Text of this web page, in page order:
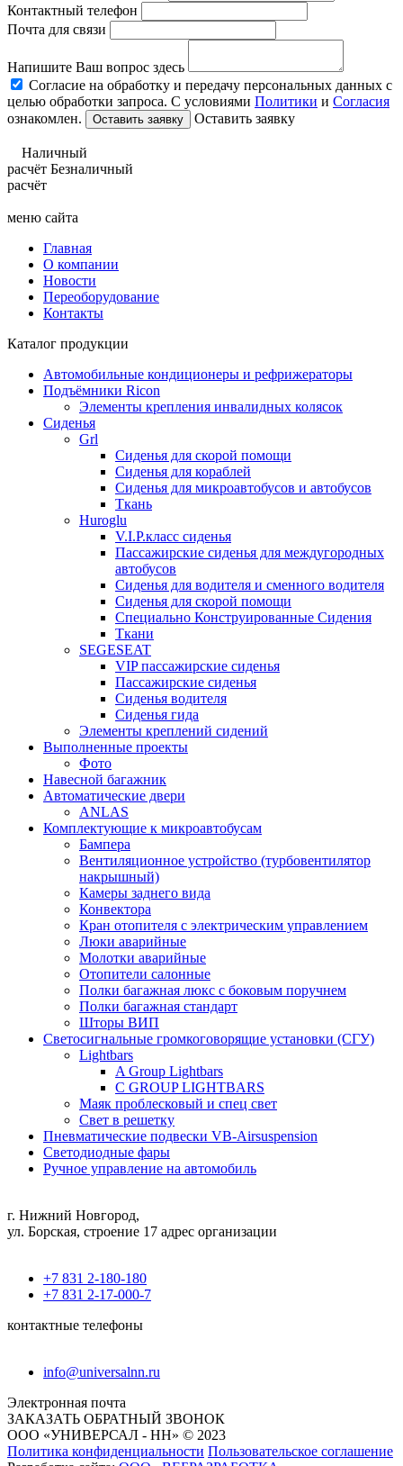
Контактный телефон
Почта для связи
Напишите Ваш вопрос здесь
Согласие на обработку и передачу персональных данных с
целью обработки запроса. С условиями Политики и Согласия
ознакомлен.
Оставить заявку
Наличный
расчёт Безналичный
расчёт
меню сайта
Главная
О компании
Новости
Переоборудование
Контакты
Каталог продукции
Автомобильные кондиционеры и рефрижераторы
Подъёмники Ricon
Элементы крепления инвалидных колясок
Сиденья
Grl
Cиденья для скорой помощи
Сиденья для кораблей
Сиденья для микроавтобусов и автобусов
Ткань
Huroglu
V.I.P.класс сиденья
Пассажирские сиденья для междугородных
автобусов
Сиденья для водителя и сменного водителя
Сиденья для скорой помощи
Специально Конструированные Сидения
Ткани
SEGESEAT
VIP пассажирские сиденья
Пассажирские сиденья
Сиденья водителя
Сиденья гида
Элементы креплений сидений
Выполненные проекты
Фото
Навесной багажник
Автоматические двери
ANLAS
Комплектующие к микроавтобусам
Бампера
Вентиляционное устройство (турбовентилятор
накрышный)
Камеры заднего вида
Конвектора
Кран отопителя с электрическим управлением
Люки аварийные
Молотки аварийные
Отопители салонные
Полки багажная люкс с боковым поручнем
Полки багажная стандарт
Шторы ВИП
Светосигнальные громкоговорящие установки (СГУ)
Lightbars
A Group Lightbars
C GROUP LIGHTBARS
Маяк проблесковый и спец свет
Свет в решетку
Пневматические подвески VB-Airsuspension
Светодиодные фары
Ручное управление на автомобиль
г. Нижний Новгород,
ул. Борская, строение 17 адрес организации
+7 831 2-180-180
+7 831 2-17-000-7
контактные телефоны
info@universalnn.ru
Электронная почта
ЗАКАЗАТЬ ОБРАТНЫЙ ЗВОНОК
ООО «УНИВЕРСАЛ - НН» © 2023
Политика конфиденциальности Пользовательское соглашение